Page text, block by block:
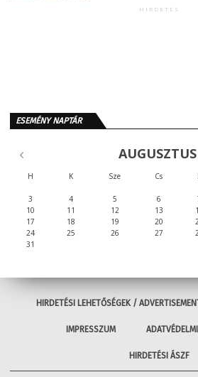
HIRDETÉS
ESEMÉNY NAPTÁR
AUGUSZTUS
H K Sze Cs
3
4 5 6
10
11 12 13
17
18 19 20
24
25 26 27
31
HIRDETÉSI LEHETŐSÉGEK /
IMPRESSZUM
HIRDETÉSI ÁSZF